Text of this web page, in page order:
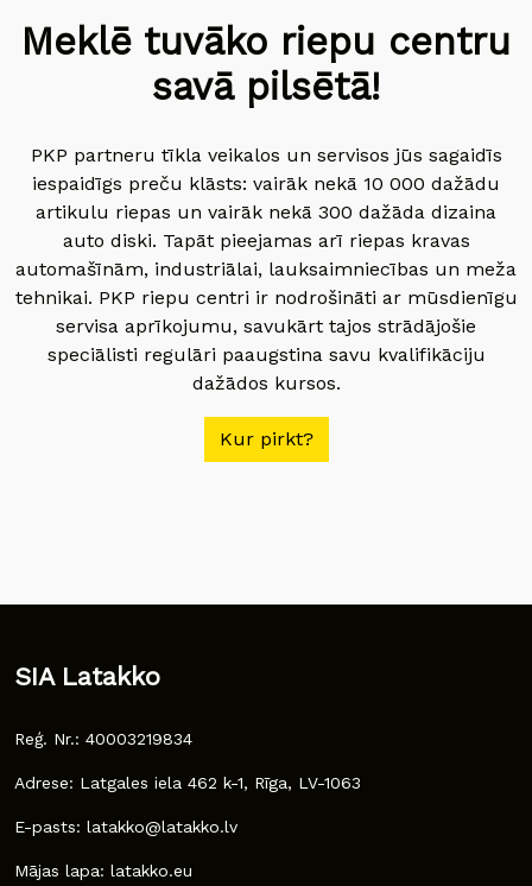
Meklē tuvāko riepu centru
savā pilsētā!
PKP partneru tīkla veikalos un servisos jūs sagaidīs
iespaidīgs preču klāsts: vairāk nekā 10 000 dažādu
artikulu riepas un vairāk nekā 300 dažāda dizaina
auto diski. Tapāt pieejamas arī riepas kravas
automašīnām, industriālai, lauksaimniecības un meža
tehnikai. PKP riepu centri ir nodrošināti ar mūsdienīgu
servisa aprīkojumu, savukārt tajos strādājošie
speciālisti regulāri paaugstina savu kvalifikāciju
dažādos kursos.
Kur pirkt?
SIA Latakko
Reģ. Nr.: 40003219834
Adrese: Latgales iela 462 k-1, Rīga, LV-1063
E-pasts: latakko@latakko.lv
Mājas lapa: latakko.eu